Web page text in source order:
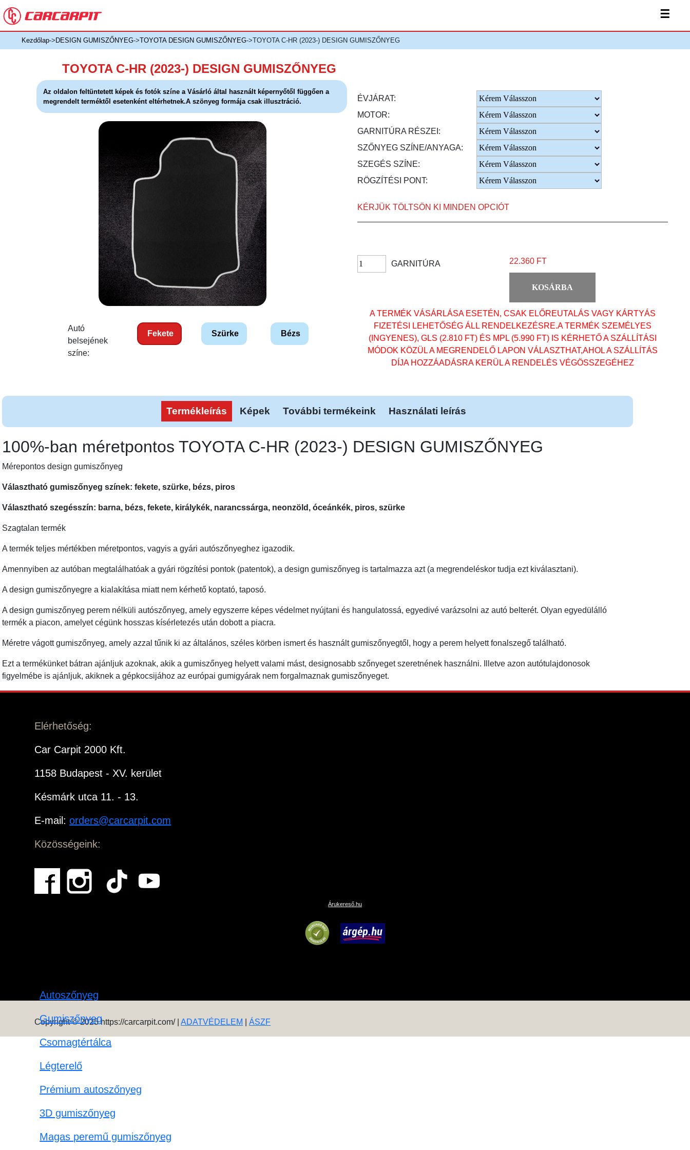
☰
Kezdőlap-> DESIGN GUMISZŐNYEG->TOYOTA DESIGN GUMISZŐNYEG->TOYOTA C-HR (2023-) DESIGN GUMISZŐNYEG
TOYOTA C-HR (2023-) DESIGN GUMISZŐNYEG
Az oldalon feltüntetett képek és fotók színe a Vásárló által használt képernyőtől függően a
megrendelt terméktől esetenként eltérhetnek.A szönyeg formája csak illusztráció.
Autó
belsejének
színe:
Fekete Szürke Bézs
ÉVJÁRAT:
MOTOR:
GARNITÚRA RÉSZEI:
SZŐNYEG SZÍNE/ANYAGA:
SZEGÉS SZÍNE:
RÖGZÍTÉSI PONT:
KÉRJÜK TÖLTSÖN KI MINDEN OPCIÓT
GARNITÚRA 22.360 FT
KOSÁRBA
A TERMÉK VÁSÁRLÁSA ESETÉN, CSAK ELŐREUTALÁS VAGY KÁRTYÁS
FIZETÉSI LEHETŐSÉG ÁLL RENDELKEZÉSRE.A TERMÉK SZEMÉLYES
(INGYENES), GLS (2.810 FT) ÉS MPL (5.990 FT) IS KÉRHETŐ A SZÁLLÍTÁSI
MÓDOK KÖZÜL A MEGRENDELŐ LAPON VÁLASZTHAT,AHOL A SZÁLLÍTÁS
DÍJA HOZZÁADÁSRA KERÜL A RENDELÉS VÉGÖSSZEGÉHEZ
Termékleírás Képek További termékeink Használati leírás
100%-ban méretpontos TOYOTA C-HR (2023-) DESIGN GUMISZŐNYEG
Mérepontos design gumiszőnyeg
Választható gumiszőnyeg színek: fekete, szürke, bézs, piros
Választható szegésszín: barna, bézs, fekete, királykék, narancssárga, neonzöld, óceánkék, piros, szürke
Szagtalan termék
A termék teljes mértékben méretpontos, vagyis a gyári autószőnyeghez igazodik.
Amennyiben az autóban megtalálhatóak a gyári rögzítési pontok (patentok), a design gumiszőnyeg is tartalmazza azt (a megrendeléskor tudja ezt kiválasztani).
A design gumiszőnyegre a kialakítása miatt nem kérhető koptató, taposó.
A design gumiszőnyeg perem nélküli autószőnyeg, amely egyszerre képes védelmet nyújtani és hangulatossá, egyedivé varázsolni az autó belterét. Olyan egyedülálló
termék a piacon, amelyet cégünk hosszas kísérletezés után dobott a piacra.
Méretre vágott gumiszőnyeg, amely azzal tűnik ki az általános, széles körben ismert és használt gumiszőnyegtől, hogy a perem helyett fonalszegő található.
Ezt a termékünket bátran ajánljuk azoknak, akik a gumiszőnyeg helyett valami mást, designosabb szőnyeget szeretnének használni. Illetve azon autótulajdonosok
figyelmébe is ajánljuk, akiknek a gépkocsijához az európai gumigyárak nem forgalmaznak gumiszőnyeget.
Elérhetőség:
Car Carpit 2000 Kft.
1158 Budapest - XV. kerület
Késmárk utca 11. - 13.
E-mail:orders@carcarpit.com
Közösségeink:
Árukereső.hu
Autoszőnyeg
Gumiszőnyeg
Csomagtértálca
Légterelő
Prémium autoszőnyeg
3D gumiszőnyeg
Magas peremű gumiszőnyeg
Copyright © 2025 https://carcarpit.com/ |ADATVÉDELEM |ÁSZF